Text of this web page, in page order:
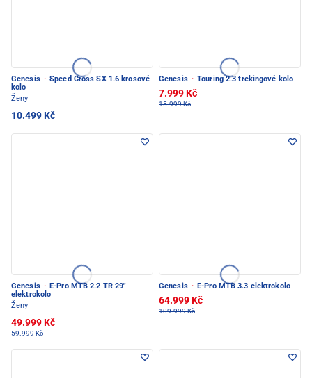
Genesis · Speed Cross SX 1.6 krosové
kolo
Ženy
10.499 Kč
Genesis · Touring 2.3 trekingové kolo
7.999 Kč
15.999 Kč
Genesis · E-Pro MTB 2.2 TR 29"
elektrokolo
Ženy
49.999 Kč
59.999 Kč
Genesis · E-Pro MTB 3.3 elektrokolo
64.999 Kč
109.999 Kč